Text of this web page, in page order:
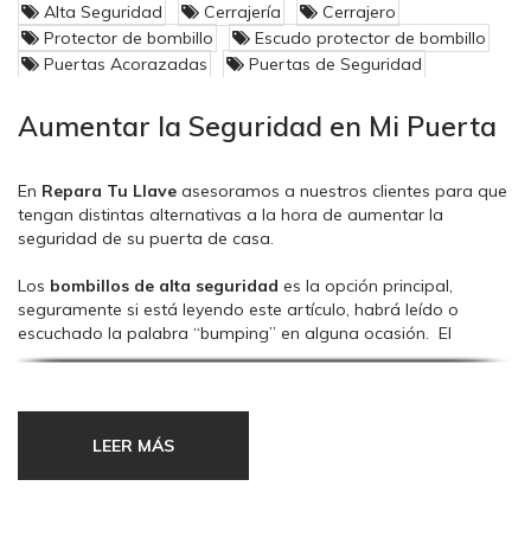
Alta Seguridad
Cerrajería
Cerrajero
Protector de bombillo
Escudo protector de bombillo
Puertas Acorazadas
Puertas de Seguridad
Aumentar la Seguridad en Mi Puerta
En Repara Tu Llave asesoramos a nuestros clientes para que
tengan distintas alternativas a la hora de aumentar la
seguridad de su puerta de casa.
Los bombillos de alta seguridad es la opción principal,
seguramente si está leyendo este artículo, habrá leído o
escuchado la palabra “bumping” en alguna ocasión. El
“bumping” es el método de apertura de bombillos más fácil y
Loscerrojoses otra alternativa más que interesante, ya que
LEER MÁS